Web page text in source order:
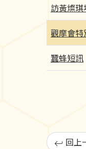
訪黃燦
觀摩會特
蠶蜂短訊
回上